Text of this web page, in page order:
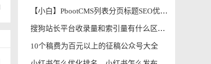
【小白】PbootCMS列表分页标题SEO优化
搜狗站长平台收录量和索引量有什么区别
10个稿费为百元以上的征稿公众号大全